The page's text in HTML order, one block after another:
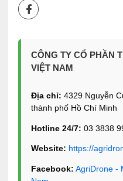
CÔNG TY CỔ PHẦN
VIỆT NAM
Địa chỉ: 4329 Nguyễn
thành phố Hồ Chí Minh
Hotline 24/7: 03 3838
Website: https://
Facebook: AgriDrone -